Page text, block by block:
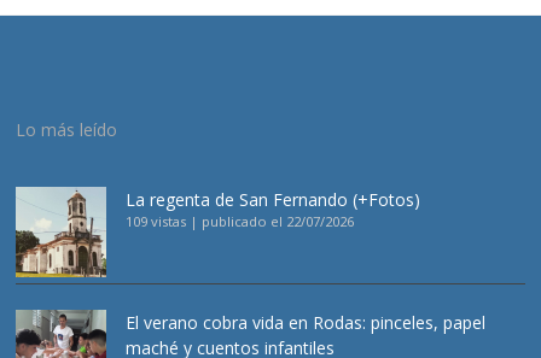
Lo más leído
La regenta de San Fernando (+Fotos)
109 vistas | publicado el 22/07/2026
El verano cobra vida en Rodas: pinceles, papel
maché y cuentos infantiles